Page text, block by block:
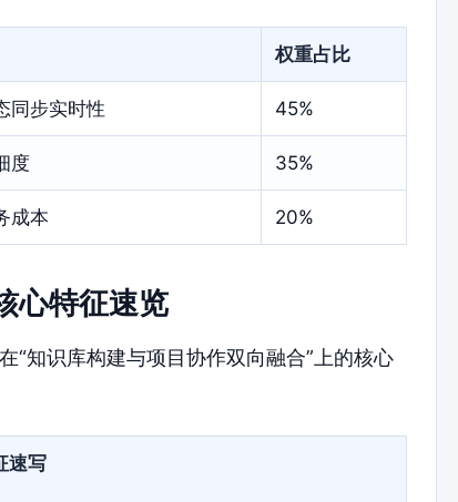
权重占比
同步实时性 45%
度 35%
成本 20%
心特征速览
“知识库构建与项目协作双向融合”上的核心
速写